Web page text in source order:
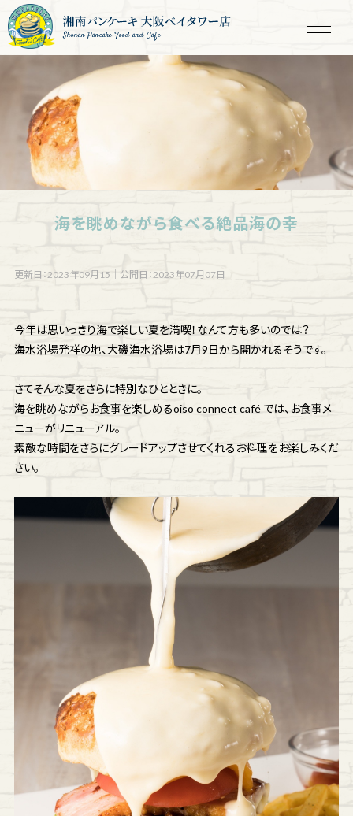
Shonan Pancake Food and Cafe
海を眺めながら食べる絶品海の幸
更新日：2023年09月15 公開日：2023年07月07日
今年は思いっきり海で楽しい夏を満喫！なんて方も多いのでは？
海水浴場発祥の地、大磯海水浴場は7月9日から開かれるそうです。
さてそんな夏をさらに特別なひとときに。
海を眺めながらお食事を楽しめるoiso connect café では、お食事メ
ニューがリニューアル。
素敵な時間をさらにグレードアップさせてくれるお料理をお楽しみくだ
さい。